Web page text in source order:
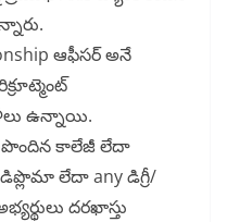
ఆఫీసర్ అనే
ఉన్నాయి.
పొందిన కాలేజీ లేదా
లేదా any డిగ్రీ/
దరఖాస్తు